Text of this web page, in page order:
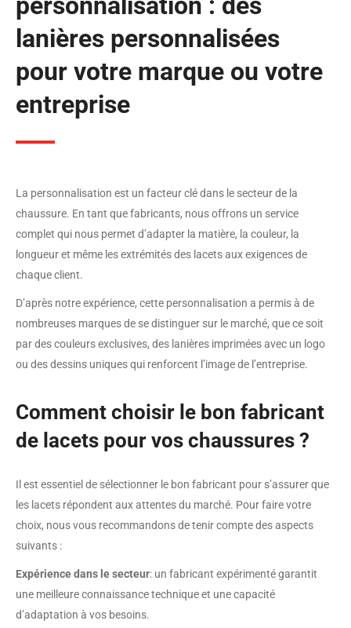
lanières personnalisées
pour votre marque ou votre
entreprise
La personnalisation est un facteur clé dans le secteur de la
chaussure. En tant que fabricants, nous offrons un service
complet qui nous permet d’adapter la matière, la couleur, la
longueur et même les extrémités des lacets aux exigences de
chaque client.
D’après notre expérience, cette personnalisation a permis à de
nombreuses marques de se distinguer sur le marché, que ce soit
par des couleurs exclusives, des lanières imprimées avec un logo
ou des dessins uniques qui renforcent l’image de l’entreprise.
Comment choisir le bon fabricant
de lacets pour vos chaussures ?
Il est essentiel de sélectionner le bon fabricant pour s’assurer que
les lacets répondent aux attentes du marché. Pour faire votre
choix, nous vous recommandons de tenir compte des aspects
suivants :
Expérience dans le secteur: un fabricant expérimenté garantit
une meilleure connaissance technique et une capacité
d’adaptation à vos besoins.